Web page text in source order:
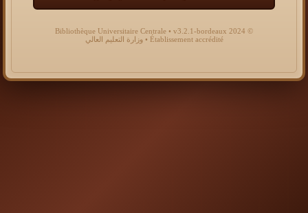
© 2024 Bibliothèque Universitaire Centrale • v3.2.1-bordeaux
Établissement accrédité • وزارة التعليم العالي